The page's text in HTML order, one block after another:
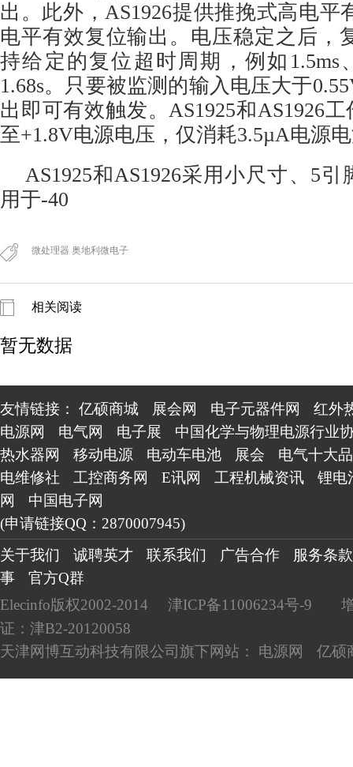
出。此外，AS1926提供推挽式高电平
电平有效复位输出。电压稳定之后，
持给定的复位超时周期，例如1.5ms
1.68s。只要被监测的输入电压大于
出即可有效触发。AS1925和AS1926
至+1.8V电源电压，仅消耗3.5µA电源
AS1925和AS1926采用小尺寸、5引
用于-40
微处理器 奥地利微电子
相关阅读
暂无数据
友情链接： 亿硕商城 展会网 电子元器件网
红外
电源网
电气网 电子展
中国化学与物理电源行业
热水器网
移动电源 电动车电池 展会
电气十大
电维修社
工控商务网 E讯网 工程机械资讯
锂电
网
中国电子网
(申请链接QQ：2870007945)
关于我们
诚聘英才 联系我们 广告合作
服务条款
事
官方Q群
Elecinfo版权2002-2014
津ICP备11006234号-9
证：津B2-20120058
天津网博互动科技有限公司旗下网站： 电源网 亿硕